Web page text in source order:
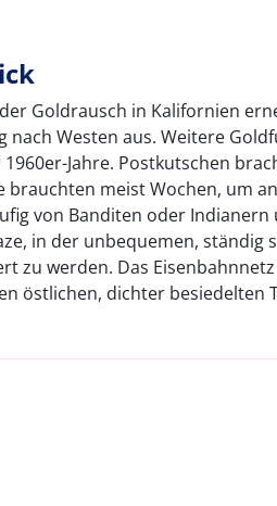
Goldrausch in Kalifornien
nach Westen aus. Weitere
Jahre. Postkutschen
brauchten meist Wochen, um
von Banditen oder Indianern
in der unbequemen, ständig
zu werden. Das
östlichen, dichter besiedelten